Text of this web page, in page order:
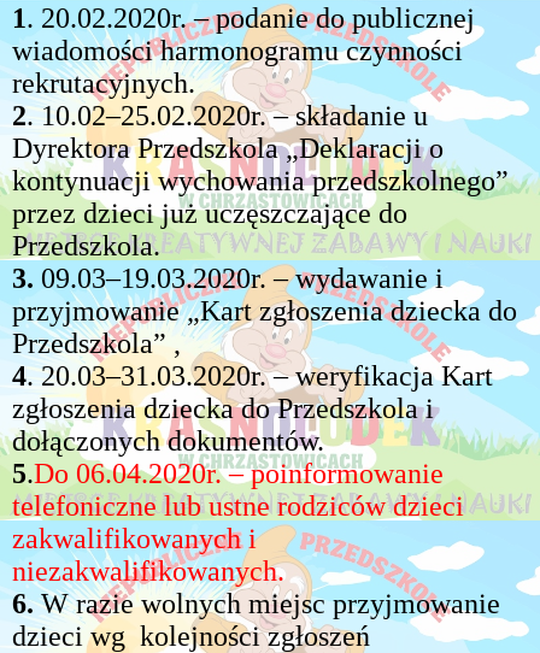
1. 20.02.2020r. – podanie do publicznej
wiadomości harmonogramu czynności
rekrutacyjnych.
2. 10.02–25.02.2020r. – składanie u
Dyrektora Przedszkola „Deklaracji o
kontynuacji wychowania przedszkolnego”
przez dzieci już uczęszczające do
Przedszkola.
3. 09.03–19.03.2020r. – wydawanie i
przyjmowanie „Kart zgłoszenia dziecka do
Przedszkola” ,
4. 20.03–31.03.2020r. – weryfikacja Kart
zgłoszenia dziecka do Przedszkola i
dołączonych dokumentów.
5.Do 06.04.2020r. – poinformowanie
telefoniczne lub ustne rodziców dzieci
zakwalifikowanych i
niezakwalifikowanych.
6.W razie wolnych miejsc przyjmowanie
dzieci wg kolejności zgłoszeń